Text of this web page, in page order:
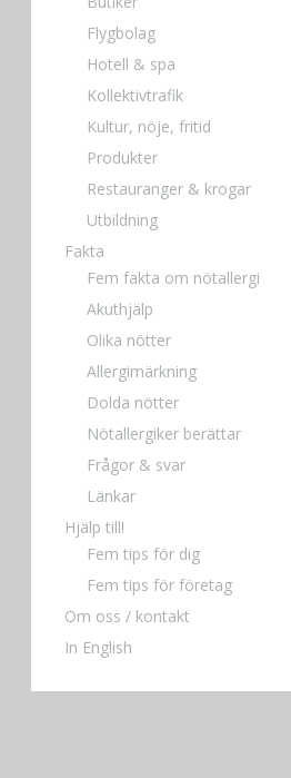
Flygbolag
Hotell & spa
Kollektivtrafik
Kultur, nöje, fritid
Produkter
Restauranger & krogar
Utbildning
Fakta
Fem fakta om nötallergi
Akuthjälp
Olika nötter
Allergimärkning
Dolda nötter
Nötallergiker berättar
Frågor & svar
Länkar
Hjälp till!
Fem tips för dig
Fem tips för företag
Om oss / kontakt
In English